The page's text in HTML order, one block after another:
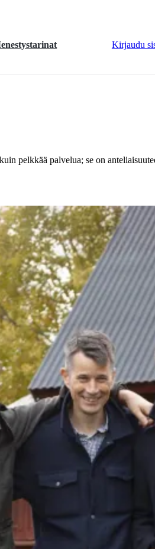
Kirjaudu
pelkkää palvelua; se on